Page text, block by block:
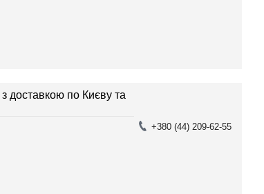
+380 (44) 209-62-55
доставкою по Києву та